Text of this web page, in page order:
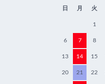
日 月 火
1
6 7 8
13 14 15
20 21 22